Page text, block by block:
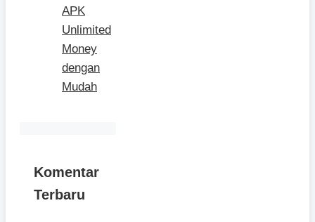
APK
Unlimited
Money
dengan
Mudah
Komentar
Terbaru